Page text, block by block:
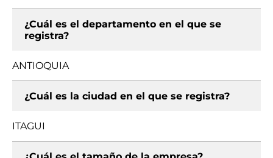
¿Cuál es el departamento en el que se
registra?
ANTIOQUIA
¿Cuál es la ciudad en el que se registra?
ITAGUI